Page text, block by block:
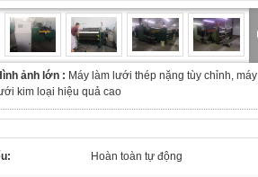
ảnh lớn : Máy làm lưới thép nặng tùy chỉnh, máy
kim loại hiệu quả cao
Hoàn toàn tự động